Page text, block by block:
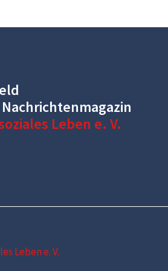
Leben e. V.
Leben e. V.